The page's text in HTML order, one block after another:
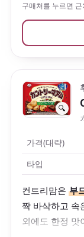
구매처를 누르면
🔍
가격(대략)
타입
컨트리맘은 부
짝 바삭하고 속
외에도 한정 맛